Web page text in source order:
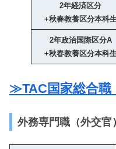
2年経済区分
+秋春教養区分本科生
2年政治国際区分A
+秋春教養区分本科生
≫TAC国家総合職
外務専門職（外交官）